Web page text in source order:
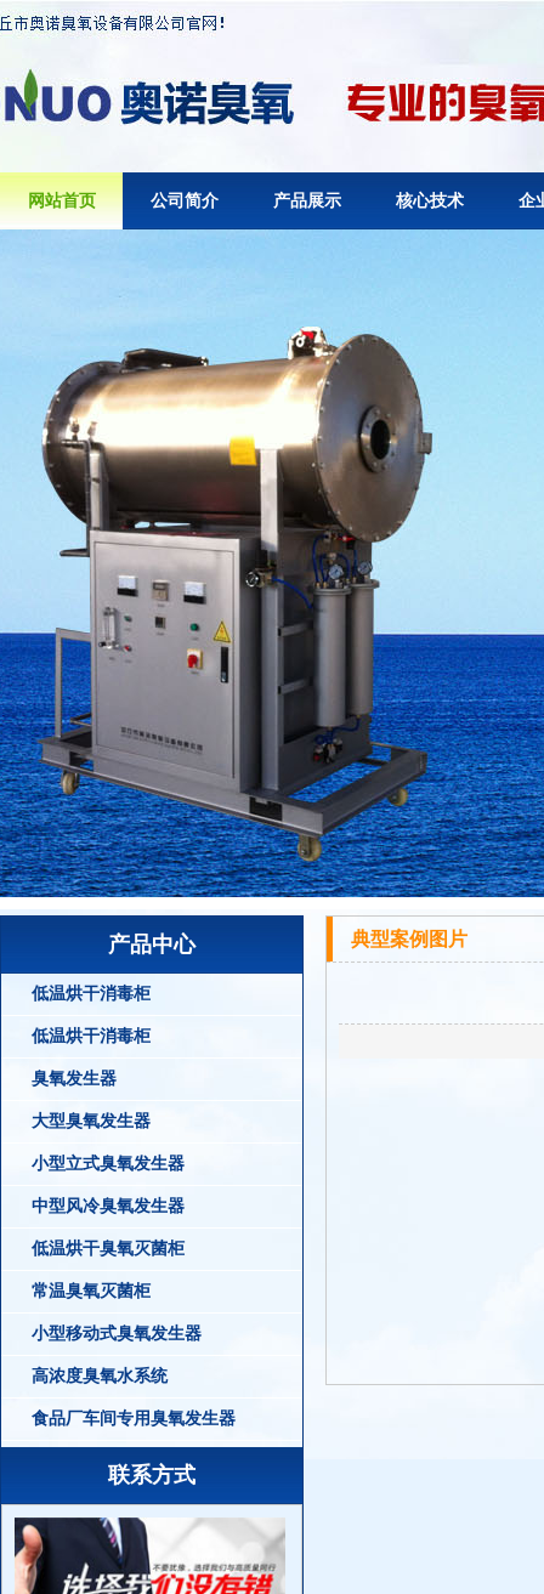
网站首页 公司简介 产品展示 核心技术 企
产品中心
低温烘干消毒柜
低温烘干消毒柜
臭氧发生器
大型臭氧发生器
小型立式臭氧发生器
中型风冷臭氧发生器
低温烘干臭氧灭菌柜
常温臭氧灭菌柜
小型移动式臭氧发生器
高浓度臭氧水系统
食品厂车间专用臭氧发生器
联系方式
典型案例图片